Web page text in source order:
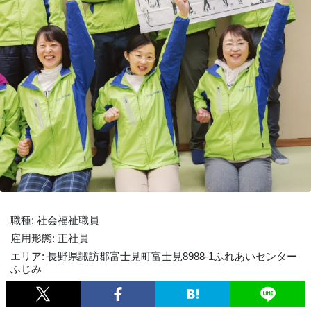
職種: 社会福祉職員
雇用形態: 正社員
エリア: 長野県諏訪郡富士見町富士見8988-1ふれあいセンター
ふじみ